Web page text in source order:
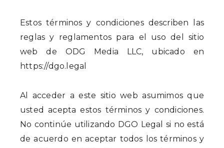
Estos términos y condiciones describen las
reglas y reglamentos para el uso del sitio
web de ODG Media LLC, ubicado en
https://dgo.legal
Al acceder a este sitio web asumimos que
usted acepta estos términos y condiciones.
No continúe utilizando DGO Legal si no está
de acuerdo en aceptar todos los términos y